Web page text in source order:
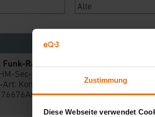
Zustimmung
Diese Webseite verwendet
Rauchmelder
Sec-SD
Art: Konformitätserklärung